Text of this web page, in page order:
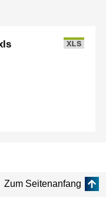
XLS
Zum Seitenanfang